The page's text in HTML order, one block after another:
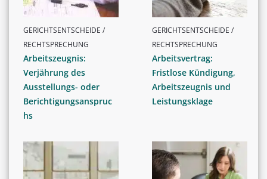
GERICHTSENTSCHEIDE /
RECHTSPRECHUNG
Arbeitszeugnis:
Verjährung des
Ausstellungs- oder
Berichtigungsanspruc
hs
GERICHTSENTSCHEIDE /
RECHTSPRECHUNG
Arbeitsvertrag:
Fristlose Kündigung,
Arbeitszeugnis und
Leistungsklage